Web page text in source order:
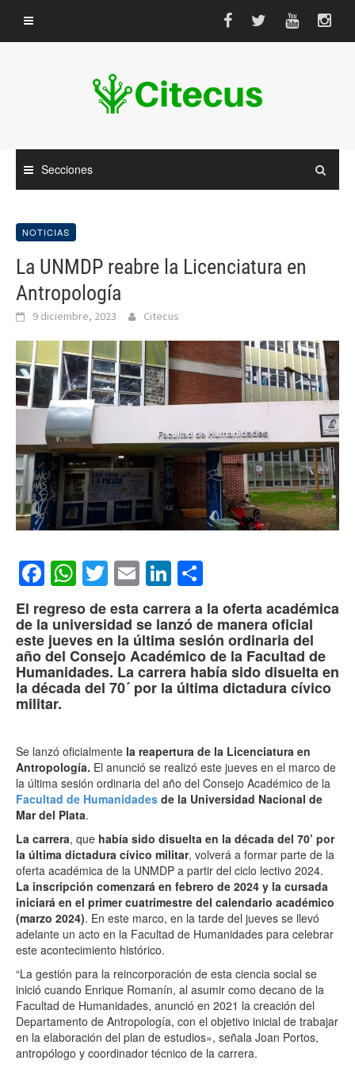
contenido
Secciones
NOTICIAS
La UNMDP reabre la Licenciatura en
Antropología
9 diciembre, 2023 Citecus
Facebook
WhatsApp
Twitter
EmailLinkedIn
El regreso de esta carrera a la oferta académica
de la universidad se lanzó de manera oficial
este jueves en la última sesión ordinaria del
año del Consejo Académico de la Facultad de
Humanidades. La carrera había sido disuelta en
la década del 70´ por la última dictadura cívico
militar.
Se lanzó oficialmente la reapertura de la Licenciatura en
Antropología. El anunció se realizó este jueves en el marco de
la última sesión ordinaria del año del Consejo Académico de la
Facultad de Humanidades de la Universidad Nacional de
Mar del Plata.
La carrera, que había sido disuelta en la década del 70’ por
la última dictadura cívico militar, volverá a formar parte de la
oferta académica de la UNMDP a partir del ciclo lectivo 2024.
La inscripción comenzará en febrero de 2024 y la cursada
iniciará en el primer cuatrimestre del calendario académico
(marzo 2024). En este marco, en la tarde del jueves se llevó
adelante un acto en la Facultad de Humanidades para celebrar
este acontecimiento histórico.
“La gestión para la reincorporación de esta ciencia social se
inició cuando Enrique Romanín, al asumir como decano de la
Facultad de Humanidades, anunció en 2021 la creación del
Departamento de Antropología, con el objetivo inicial de trabajar
en la elaboración del plan de estudios», señala Joan Portos,
antropólogo y coordinador técnico de la carrera.